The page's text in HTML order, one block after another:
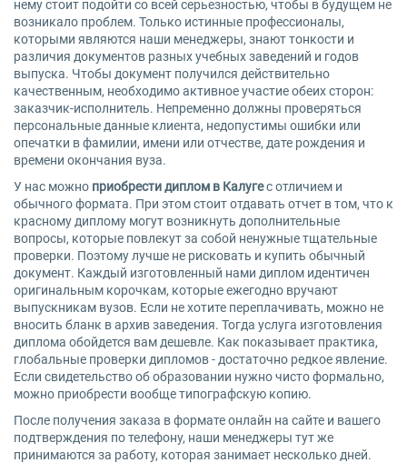
нему стоит подойти со всей серьезностью, чтобы в будущем не
возникало проблем. Только истинные профессионалы,
которыми являются наши менеджеры, знают тонкости и
различия документов разных учебных заведений и годов
выпуска. Чтобы документ получился действительно
качественным, необходимо активное участие обеих сторон:
заказчик-исполнитель. Непременно должны проверяться
персональные данные клиента, недопустимы ошибки или
опечатки в фамилии, имени или отчестве, дате рождения и
времени окончания вуза.
У нас можно приобрести диплом в Калугес отличием и
обычного формата. При этом стоит отдавать отчет в том, что к
красному диплому могут возникнуть дополнительные
вопросы, которые повлекут за собой ненужные тщательные
проверки. Поэтому лучше не рисковать и купить обычный
документ. Каждый изготовленный нами диплом идентичен
оригинальным корочкам, которые ежегодно вручают
выпускникам вузов. Если не хотите переплачивать, можно не
вносить бланк в архив заведения. Тогда услуга изготовления
диплома обойдется вам дешевле. Как показывает практика,
глобальные проверки дипломов - достаточно редкое явление.
Если свидетельство об образовании нужно чисто формально,
можно приобрести вообще типографскую копию.
После получения заказа в формате онлайн на сайте и вашего
подтверждения по телефону, наши менеджеры тут же
принимаются за работу, которая занимает несколько дней.